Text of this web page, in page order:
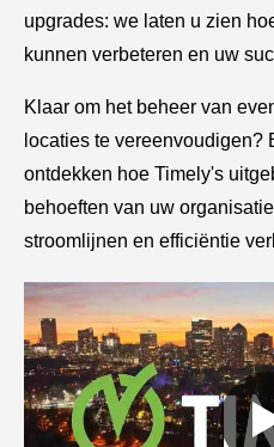
upgrades: we laten u zien
kunnen verbeteren en uw
Klaar om het beheer van
locaties te vereenvoudigen?
ontdekken hoe Timely's
behoeften van uw
stroomlijnen en efficiëntie